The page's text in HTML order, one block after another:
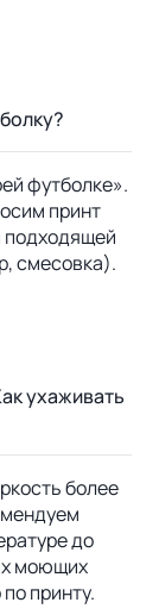
футболке».
принт
подходящей
смесовка).
ухаживать
более
до
моющих
принту.